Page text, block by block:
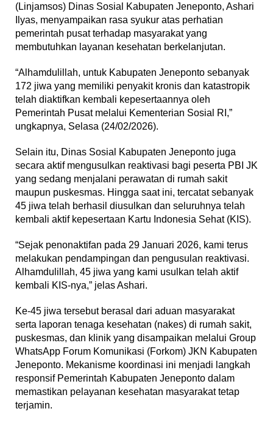
(Linjamsos) Dinas Sosial Kabupaten Jeneponto, Ashari
Ilyas, menyampaikan rasa syukur atas perhatian
pemerintah pusat terhadap masyarakat yang
membutuhkan layanan kesehatan berkelanjutan.
“Alhamdulillah, untuk Kabupaten Jeneponto sebanyak
172 jiwa yang memiliki penyakit kronis dan katastropik
telah diaktifkan kembali kepesertaannya oleh
Pemerintah Pusat melalui Kementerian Sosial RI,”
ungkapnya, Selasa (24/02/2026).
Selain itu, Dinas Sosial Kabupaten Jeneponto juga
secara aktif mengusulkan reaktivasi bagi peserta PBI JK
yang sedang menjalani perawatan di rumah sakit
maupun puskesmas. Hingga saat ini, tercatat sebanyak
45 jiwa telah berhasil diusulkan dan seluruhnya telah
kembali aktif kepesertaan Kartu Indonesia Sehat (KIS).
“Sejak penonaktifan pada 29 Januari 2026, kami terus
melakukan pendampingan dan pengusulan reaktivasi.
Alhamdulillah, 45 jiwa yang kami usulkan telah aktif
kembali KIS-nya,” jelas Ashari.
Ke-45 jiwa tersebut berasal dari aduan masyarakat
serta laporan tenaga kesehatan (nakes) di rumah sakit,
puskesmas, dan klinik yang disampaikan melalui Group
WhatsApp Forum Komunikasi (Forkom) JKN Kabupaten
Jeneponto. Mekanisme koordinasi ini menjadi langkah
responsif Pemerintah Kabupaten Jeneponto dalam
memastikan pelayanan kesehatan masyarakat tetap
terjamin.